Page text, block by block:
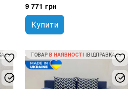
9 771 грн
Купити
ТОВАР В НАЯВНОСТІ (ВІДПРАВКА ЗА 1 ДЕНЬ)